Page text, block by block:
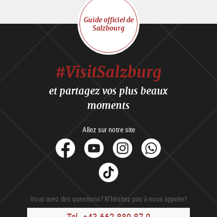
Guide officiel de
Salzbourg
#VisitSalzburg
et partagez vos plus beaux
moments
Allez sur notre site
facebook
YoutubeInstagram
Tik
Tok
Vous avez des questions? N’hésitez pas à nous appeler!